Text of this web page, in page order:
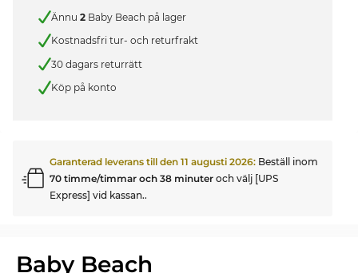
Ännu 2 Baby Beach på lager
Kostnadsfri tur- och returfrakt
30 dagars returrätt
Köp på konto
Garanterad leverans till den 11 augusti 2026: Beställ inom
70 timme/timmar och 38 minuter och välj [UPS
Express] vid kassan..
Baby Beach